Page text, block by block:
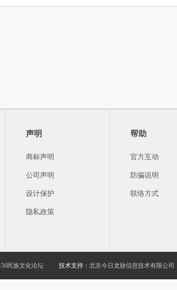
声明
商标声明
公司声明
设计保护
隐私政策
帮助
官方互动
防骗说明
联络方式
民族文化论坛 技术支持： 北京今日龙脉信息技术有限公司